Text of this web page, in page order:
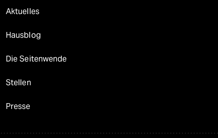
Aktuelles
Hausblog
Die Seitenwende
Stellen
Presse